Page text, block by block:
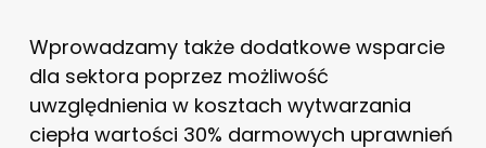
Wprowadzamy także dodatkowe wsparcie
dla sektora poprzez możliwość
uwzględnienia w kosztach wytwarzania
ciepła wartości 30% darmowych uprawnień